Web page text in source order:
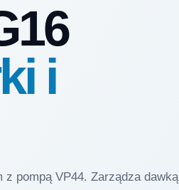
i
pompą VP44. Zarządza dawką